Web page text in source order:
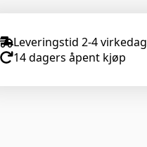
Leveringstid 2-4
14 dagers åpent kjøp